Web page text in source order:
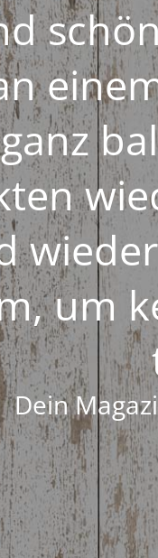
um
Dein